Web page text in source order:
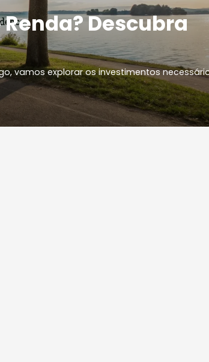
Descubra
vamos explorar os investimentos